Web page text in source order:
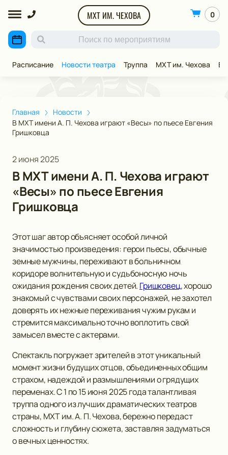
МХТ ИМ. ЧЕХОВА 0
Расписание Новости театра Труппа МХТ им. Чехова
Главная
Новости
В МХТ имени А. П. Чехова играют «Весы» по пьесе Евгения
Гришковца
2 июня 2025
В МХТ имени А. П. Чехова играют
«Весы» по пьесе Евгения
Гришковца
Этот шаг автор объясняет особой личной
значимостью произведения: герои пьесы, обычные
земные мужчины, переживают в больничном
коридоре волнительную и судьбоносную ночь
ожидания рождения своих детей. Гришковец, хорошо
знакомый с чувствами своих персонажей, не захотел
доверять их нежные переживания чужим рукам и
стремится максимально точно воплотить свой
замысел вместе с актерами.
Спектакль погружает зрителей в этот уникальный
момент жизни будущих отцов, объединенных общим
страхом, надеждой и размышлениями о грядущих
переменах. С 1 по 15 июня 2025 года талантливая
труппа одного из лучших драматических театров
страны, МХТ им. А. П. Чехова, бережно передаст
сложность и глубину сюжета, заставляя задуматься
о вечных ценностях.